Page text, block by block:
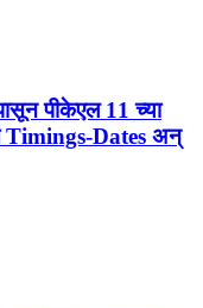
पीकेएल 11 च्या
Timings-Dates अन्